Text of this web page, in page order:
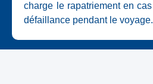
charge le rapatriement en
défaillance pendant le voyage.